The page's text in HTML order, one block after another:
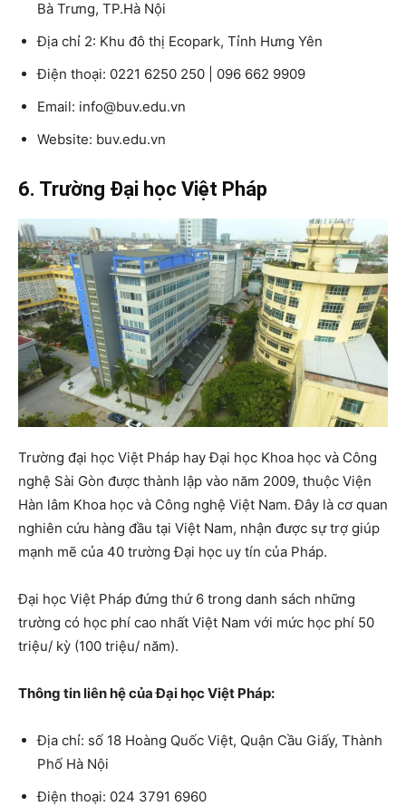
Bà Trưng, TP.Hà Nội
Địa chỉ 2: Khu đô thị Ecopark, Tỉnh Hưng Yên
Điện thoại: 0221 6250 250 | 096 662 9909
Email: info@buv.edu.vn
Website: buv.edu.vn
6. Trường Đại học Việt Pháp
Trường đại học Việt Pháp hay Đại học Khoa học và Công
nghệ Sài Gòn được thành lập vào năm 2009, thuộc Viện
Hàn lâm Khoa học và Công nghệ Việt Nam. Đây là cơ quan
nghiên cứu hàng đầu tại Việt Nam, nhận được sự trợ giúp
mạnh mẽ của 40 trường Đại học uy tín của Pháp.
Đại học Việt Pháp đứng thứ 6 trong danh sách những
trường có học phí cao nhất Việt Nam với mức học phí 50
triệu/ kỳ (100 triệu/ năm).
Thông tin liên hệ của Đại học Việt Pháp:
Địa chỉ: số 18 Hoàng Quốc Việt, Quận Cầu Giấy, Thành
Phố Hà Nội
Điện thoại: 024 3791 6960